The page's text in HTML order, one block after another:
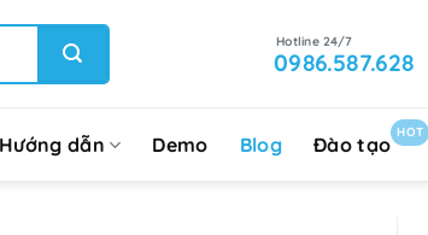
0986.587.628
Hướng dẫn Demo Blog Đào tạo
HOT